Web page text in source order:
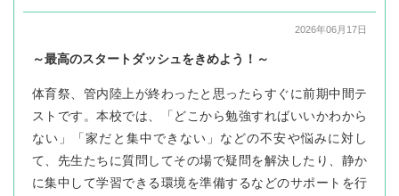
2026年06月17日
～最高のスタートダッシュをきめよう！～
体育祭、管内陸上が終わったと思ったらすぐに前期中間テ
ストです。本校では、「どこから勉強すればいいかわから
ない」「家だと集中できない」などの不安や悩みに対し
て、先生たちに質問してその場で疑問を解決したり、静か
に集中して学習できる環境を準備するなどのサポートを行